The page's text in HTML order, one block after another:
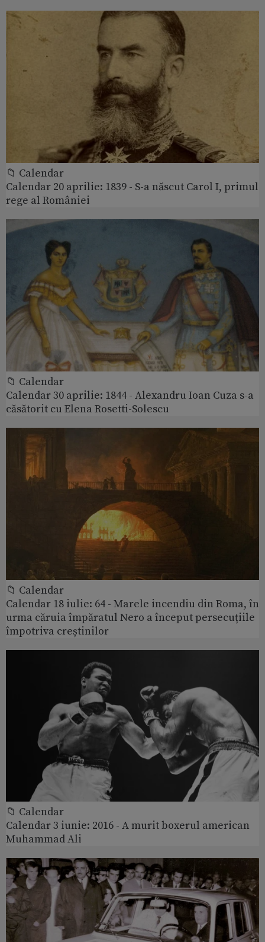
📁 Calendar
Calendar 20 aprilie: 1839 - S-a născut Carol I, primul
rege al României
📁 Calendar
Calendar 30 aprilie: 1844 - Alexandru Ioan Cuza s-a
căsătorit cu Elena Rosetti-Solescu
📁 Calendar
Calendar 18 iulie: 64 - Marele incendiu din Roma, în
urma căruia împăratul Nero a început persecuțiile
împotriva creștinilor
📁 Calendar
Calendar 3 iunie: 2016 - A murit boxerul american
Muhammad Ali